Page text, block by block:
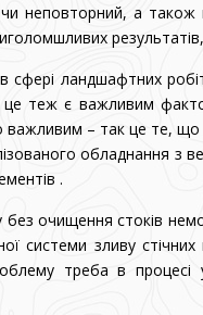
неповторний, а також
результатів,
ландшафтних
це теж є важливим
– так це те, що
обладнання
.
очищення стоків
системи зливу
треба в процесі